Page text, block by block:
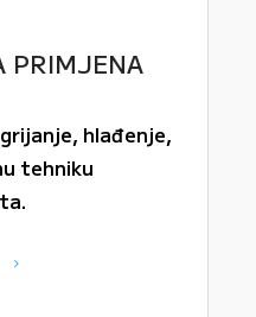
PRIMJENA
hlađenje,
tehniku